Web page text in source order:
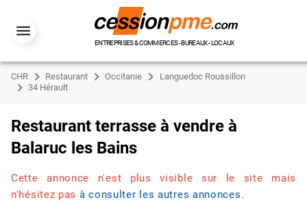
ENTREPRISES & COMMERCES - BUREAUX - LOCAUX
CHR Restaurant Occitanie
Languedoc Roussillon
34 Hérault
Restaurant terrasse à vendre à
Balaruc les Bains
Cette annonce n'est plus visible sur le site mais
n'hésitez pas à consulter les autres annonces.